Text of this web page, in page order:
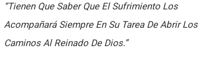
“Tienen Que Saber Que El Sufrimiento Los
Acompañará Siempre En Su Tarea De Abrir Los
Caminos Al Reinado De Dios.”